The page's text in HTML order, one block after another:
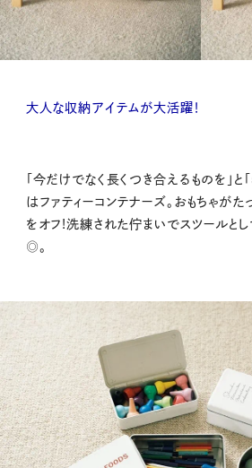
大人な収納アイテムが大活躍！
「今だけでなく長くつき合えるものを」
はファティーコンテナーズ。おもちゃが
をオフ!洗練された佇まいでスツールとし
◎。